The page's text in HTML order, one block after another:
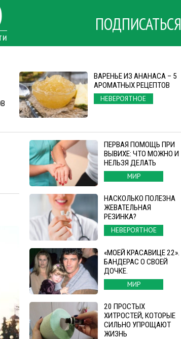
ПОДПИСАТЬСЯ
ВАРЕНЬЕ ИЗ АНАНАСА – 5
АРОМАТНЫХ РЕЦЕПТОВ
НЕВЕРОЯТНОЕ
ПЕРВАЯ ПОМОЩЬ ПРИ
ВЫВИХЕ: ЧТО МОЖНО И
НЕЛЬЗЯ ДЕЛАТЬ
МИР
НАСКОЛЬКО ПОЛЕЗНА
ЖЕВАТЕЛЬНАЯ
РЕЗИНКА?
НЕВЕРОЯТНОЕ
«МОЕЙ КРАСАВИЦЕ 22».
БАНДЕРАС О СВОЕЙ
ДОЧКЕ.
МИР
20 ПРОСТЫХ
ХИТРОСТЕЙ, КОТОРЫЕ
СИЛЬНО УПРОЩАЮТ
ЖИЗНЬ